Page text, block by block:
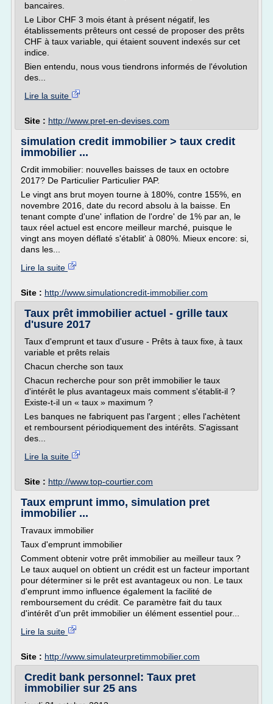
bancaires.
Le Libor CHF 3 mois étant à présent négatif, les
établissements prêteurs ont cessé de proposer des prêts
CHF à taux variable, qui étaient souvent indexés sur cet
indice.
Bien entendu, nous vous tiendrons informés de l'évolution
des...
Lire la suite
Site : http://www.pret-en-devises.com
simulation credit immobilier > taux credit
immobilier ...
Crdit immobilier: nouvelles baisses de taux en octobre
2017? De Particulier Particulier PAP.
Le vingt ans brut moyen tourne à 180%, contre 155%, en
novembre 2016, date du record absolu à la baisse. En
tenant compte d'une' inflation de l'ordre' de 1% par an, le
taux réel actuel est encore meilleur marché, puisque le
vingt ans moyen déflaté s'établit' à 080%. Mieux encore: si,
dans les...
Lire la suite
Site : http://www.simulationcredit-immobilier.com
Taux prêt immobilier actuel - grille taux
d'usure 2017
Taux d'emprunt et taux d'usure - Prêts à taux fixe, à taux
variable et prêts relais
Chacun cherche son taux
Chacun recherche pour son prêt immobilier le taux
d'intérêt le plus avantageux mais comment s'établit-il ?
Existe-t-il un « taux » maximum ?
Les banques ne fabriquent pas l'argent ; elles l'achètent
et remboursent périodiquement des intérêts. S'agissant
des...
Lire la suite
Site : http://www.top-courtier.com
Taux emprunt immo, simulation pret
immobilier ...
Travaux immobilier
Taux d'emprunt immobilier
Comment obtenir votre prêt immobilier au meilleur taux ?
Le taux auquel on obtient un crédit est un facteur important
pour déterminer si le prêt est avantageux ou non. Le taux
d'emprunt immo influence également la facilité de
remboursement du crédit. Ce paramètre fait du taux
d'intérêt d'un prêt immobilier un élément essentiel pour...
Lire la suite
Site : http://www.simulateurpretimmobilier.com
Credit bank personnel: Taux pret
immobilier sur 25 ans